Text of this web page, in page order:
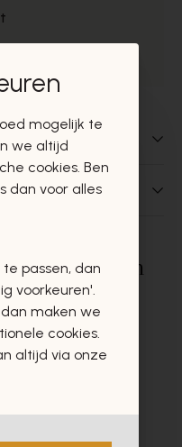
u zeker en
mogelijk te
we altijd
cookies. Ben
dan voor alles
passen, dan
voorkeuren'.
maken we
cookies.
altijd via onze